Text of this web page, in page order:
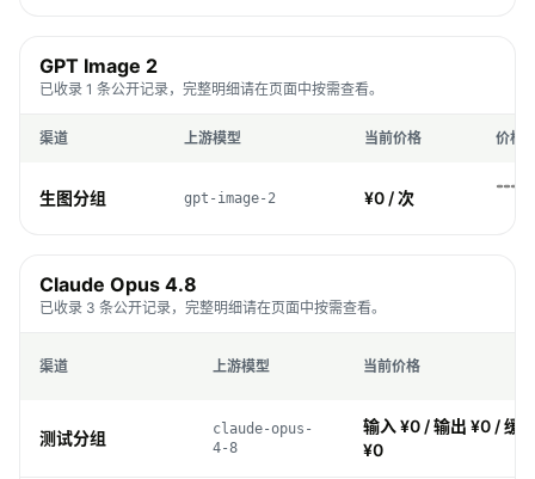
GPT Image 2
已收录 1 条公开记录，完整明细请在页面中按需查看。
渠道 上游模型 当前价格 价格
生图分组 gpt-image-2 ¥0 / 次
Claude Opus 4.8
已收录 3 条公开记录，完整明细请在页面中按需查看。
渠道 上游模型 当前价格
测试分组
claude-opus-
4-8
输入 ¥0 / 输出 ¥0 / 缓
¥0